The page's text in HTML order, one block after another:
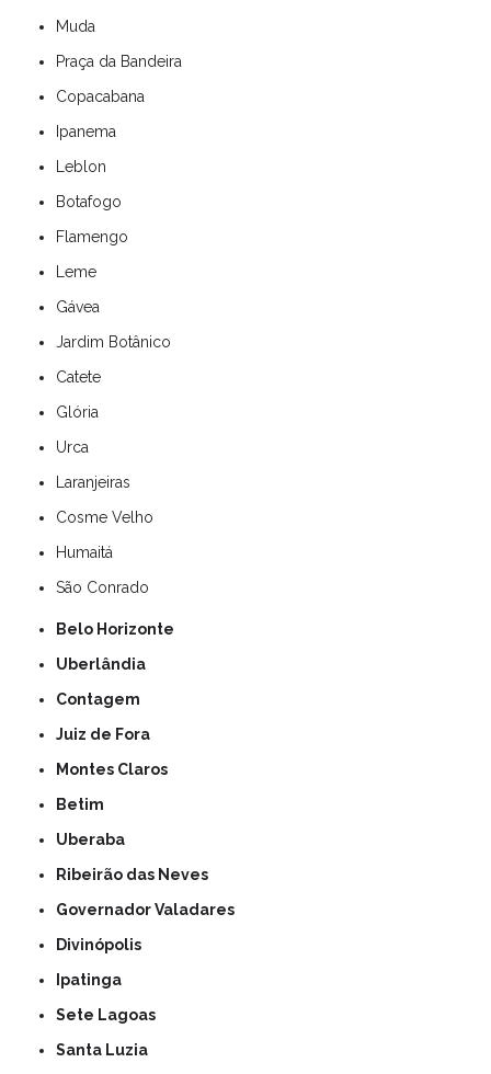
Muda
Praça da Bandeira
Copacabana
Ipanema
Leblon
Botafogo
Flamengo
Leme
Gávea
Jardim Botânico
Catete
Glória
Urca
Laranjeiras
Cosme Velho
Humaitá
São Conrado
Belo Horizonte
Uberlândia
Contagem
Juiz de Fora
Montes Claros
Betim
Uberaba
Ribeirão das Neves
Governador Valadares
Divinópolis
Ipatinga
Sete Lagoas
Santa Luzia